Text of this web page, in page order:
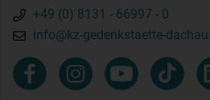
+49 (0) 8131 - 66997 - 0
info@kz-gedenkstaette-